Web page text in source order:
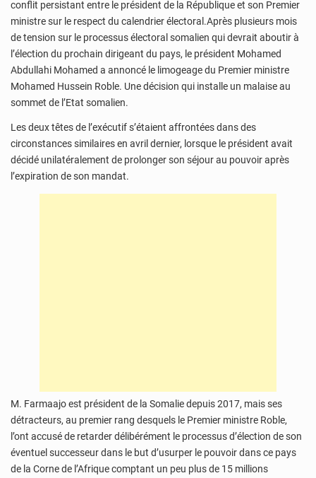
conflit persistant entre le président de la République et son Premier
ministre sur le respect du calendrier électoral.Après plusieurs mois
de tension sur le processus électoral somalien qui devrait aboutir à
l’élection du prochain dirigeant du pays, le président Mohamed
Abdullahi Mohamed a annoncé le limogeage du Premier ministre
Mohamed Hussein Roble. Une décision qui installe un malaise au
sommet de l’Etat somalien.
Les deux têtes de l’exécutif s’étaient affrontées dans des
circonstances similaires en avril dernier, lorsque le président avait
décidé unilatéralement de prolonger son séjour au pouvoir après
l’expiration de son mandat.
M. Farmaajo est président de la Somalie depuis 2017, mais ses
détracteurs, au premier rang desquels le Premier ministre Roble,
l’ont accusé de retarder délibérément le processus d’élection de son
éventuel successeur dans le but d’usurper le pouvoir dans ce pays
de la Corne de l’Afrique comptant un peu plus de 15 millions